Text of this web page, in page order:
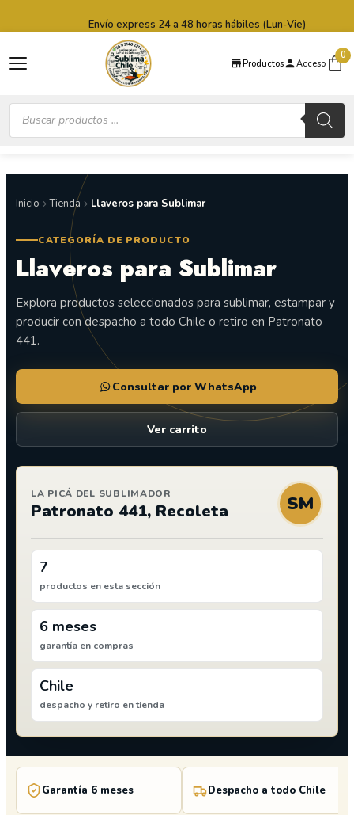
Productos Acceso
0
Búsqueda
productos
Envío express 24 a 48 horas hábiles (Lun-Vie)
Inicio Tienda Llaveros para Sublimar
CATEGORÍA DE PRODUCTO
Llaveros para Sublimar
Explora productos seleccionados para sublimar, estampar y
producir con despacho a todo Chile o retiro en Patronato
441.
Consultar por WhatsApp
Ver carrito
LA PICÁ DEL SUBLIMADOR
Patronato 441, Recoleta SM
7
productos en esta sección
6 meses
garantía en compras
Chile
despacho y retiro en tienda
Garantía 6 meses Despacho a todo Chile